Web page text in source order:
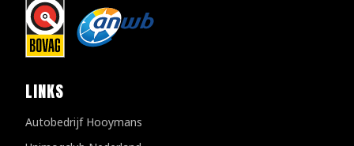
LINKS
Autobedrijf Hooymans